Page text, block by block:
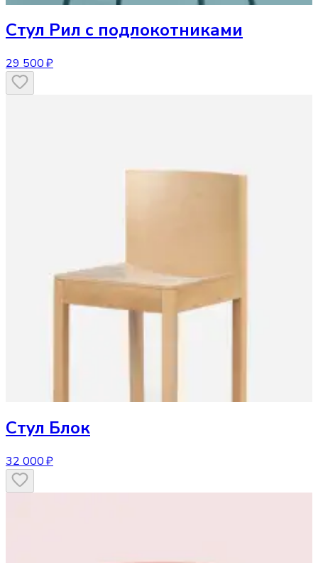
Стул Рил с подлокотниками
29 500 ₽
Стул Блок
32 000 ₽